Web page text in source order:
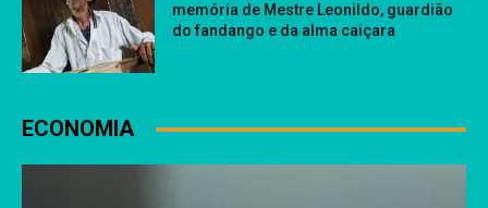
memória de Mestre Leonildo, guardião
do fandango e da alma caiçara
ECONOMIA